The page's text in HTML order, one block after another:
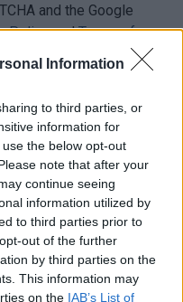
Information
to third parties, or
information for
the below opt-out
note that after your
continue seeing
information utilized by
to third parties prior to
out of the further
by third parties on the
This information may
on the IAB’s List of
and the Google
PolicyandTerms of